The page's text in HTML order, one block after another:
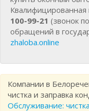
100-99-21 (звонок
обращений в
zhaloba.online
Компании в
чистка и заправка
Обслуживание: